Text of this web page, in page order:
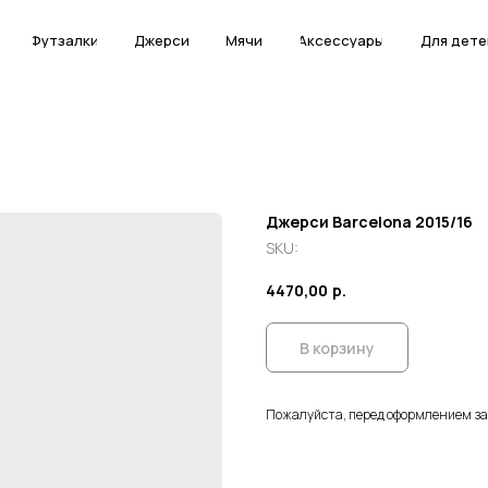
Аксессуары Для
Джерси Мячи
Футзалки Аксессуары Для
Джерси Мячи
Футзалки
Джерси Barcelona 2015/16
SKU:
4470,00 р.
В корзину
Пожалуйста, перед оформлением